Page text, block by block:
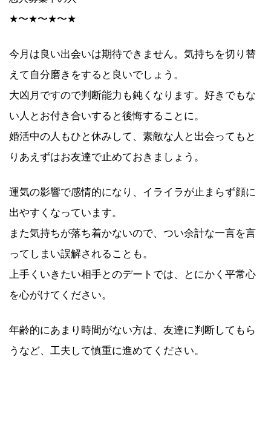
★〜★〜★〜★
今月は良い出会いは期待できません。気持ちを切り替
えて自分磨きをすると良いでしょう。
大凶月ですので判断能力も鈍くなります。好きでもな
い人とお付き合いすると後悔することに。
婚活中の人もひと休みして、素敵な人と出会ってもと
りあえずはお友達で止めておきましょう。
運気の影響で感情的になり、イライラが止まらず顔に
出やすくなっています。
また気持ちが落ち着かないので、つい余計な一言を言
ってしまい誤解されることも。
上手くいきたい相手とのデートでは、とにかく平常心
を心がけてください。
年齢的にあまり時間がない方は、友達に判断してもら
うなど、工夫して慎重に進めてください。